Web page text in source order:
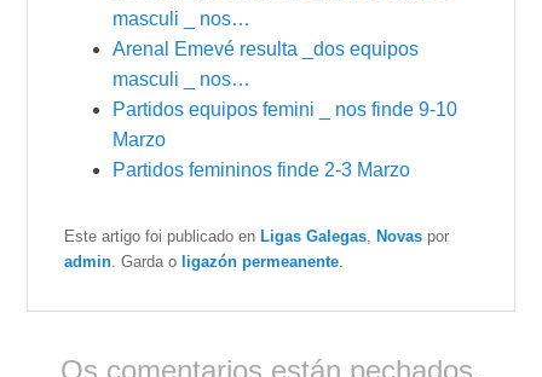
masculi _ nos…
Arenal Emevé resulta _dos equipos
masculi _ nos…
Partidos equipos femini _ nos finde 9-10
Marzo
Partidos femininos finde 2-3 Marzo
Este artigo foi publicado enLigas Galegas ,Novas por
admin . Garda o ligazón permeanente
Os comentarios están pechados.